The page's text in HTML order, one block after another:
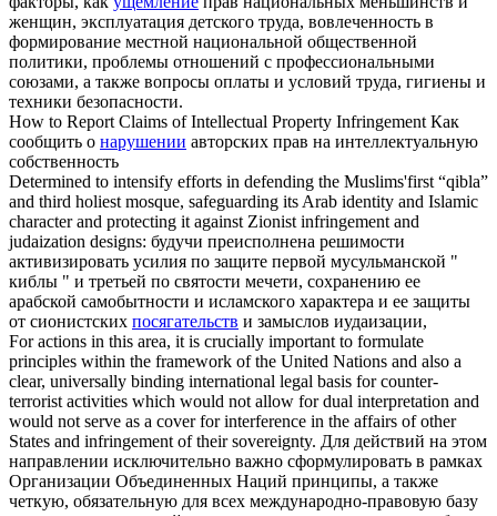
женщин, эксплуатация детского труда, вовлеченность в
формирование местной национальной общественной
политики, проблемы отношений с профессиональными
союзами, а также вопросы оплаты и условий труда, гигиены и
техники безопасности.
How to Report Claims of Intellectual Property Infringement Как
сообщить о нарушении авторских прав на интеллектуальную
собственность
Determined to intensify efforts in defending the Muslims'first “qibla”
and third holiest mosque, safeguarding its Arab identity and Islamic
character and protecting it against Zionistinfringementand
judaization designs: будучи преисполнена решимости
активизировать усилия по защите первой мусульманской "
киблы " и третьей по святости мечети, сохранению ее
арабской самобытности и исламского характера и ее защиты
от сионистских посягательств и замыслов иудаизации,
For actions in this area, it is crucially important to formulate
principles within the framework of the United Nations and also a
clear, universally binding international legal basis for counter-
terrorist activities which would not allow for dual interpretation and
would not serve as a cover for interference in the affairs of other
States and infringementof their sovereignty. Для действий на этом
направлении исключительно важно сформулировать в рамках
Организации Объединенных Наций принципы, а также
четкую, обязательную для всех международно-правовую базу